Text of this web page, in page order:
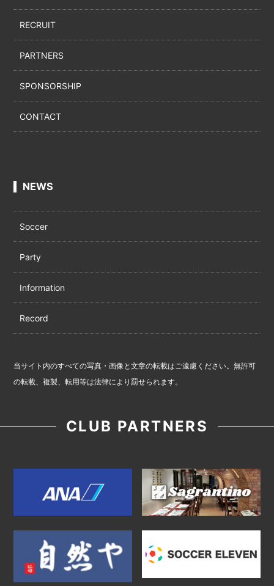
RECRUIT
PARTNERS
SPONSORSHIP
CONTACT
NEWS
Soccer
Party
Information
Record
当サイト内のすべての写真・画像と文章の転載はご遠慮ください。無許可
の転載、複製、転用等は法律により罰せられます。
CLUB PARTNERS